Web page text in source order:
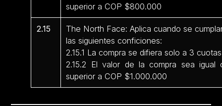
superior a COP $800.000
2.15
The North Face: Aplica cuando se
las siguientes conficiones:
2.15.1 La compra se difiera solo a 3
2.15.2 El valor de la compra sea igual
superior a COP $1.000.000